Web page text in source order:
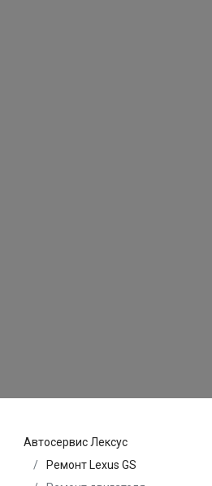
Автосервис Лексус
Ремонт Lexus GS